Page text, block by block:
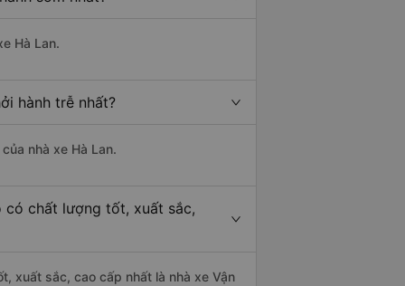
Hà Lan.
hành trễ nhất?
nhà xe Hà Lan.
có chất lượng tốt, xuất sắc,
xuất sắc, cao cấp nhất là nhà xe Vận